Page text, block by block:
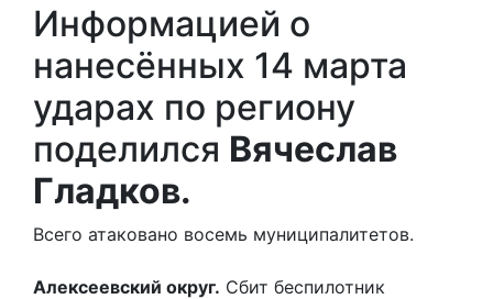
Информацией о
нанесённых 14 марта
ударах по региону
поделился Вячеслав
Гладков.
Всего атаковано восемь муниципалитетов.
Алексеевский округ. Сбит беспилотник